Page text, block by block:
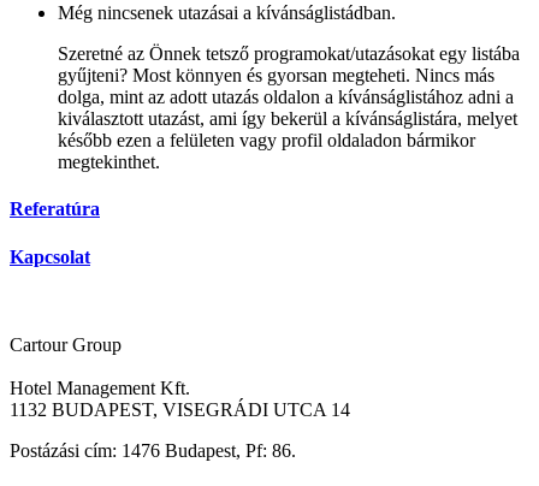
Még nincsenek utazásai a kívánságlistádban.
Szeretné az Önnek tetsző programokat/utazásokat egy listába
gyűjteni? Most könnyen és gyorsan megteheti. Nincs más
dolga, mint az adott utazás oldalon a kívánságlistához adni a
kiválasztott utazást, ami így bekerül a kívánságlistára, melyet
később ezen a felületen vagy profil oldaladon bármikor
megtekinthet.
Referatúra
Kapcsolat
Cartour Group
Hotel Management Kft.
1132 BUDAPEST, VISEGRÁDI UTCA 14
Postázási cím: 1476 Budapest, Pf: 86.